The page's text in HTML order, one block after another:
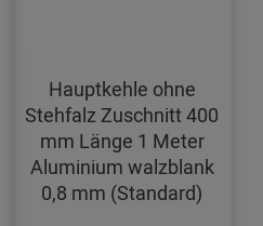
Hauptkehle ohne
Stehfalz Zuschnitt 400
mm Länge 1 Meter
Aluminium walzblank
0,8 mm (Standard)